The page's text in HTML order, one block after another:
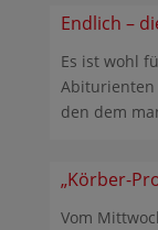
Endlich –
Es ist wohl
Abiturienten
den dem
„Körber-
Vom